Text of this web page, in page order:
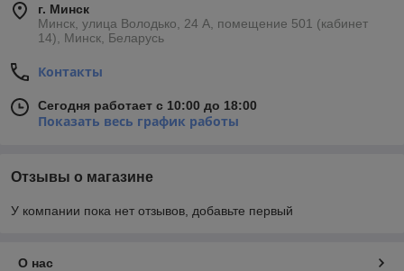
г. Минск
Минск, улица Володько, 24 А, помещение 501 (кабинет
14), Минск, Беларусь
Контакты
Сегодня работает с 10:00 до 18:00
Показать весь график работы
Отзывы о магазине
У компании пока нет отзывов, добавьте первый
О нас